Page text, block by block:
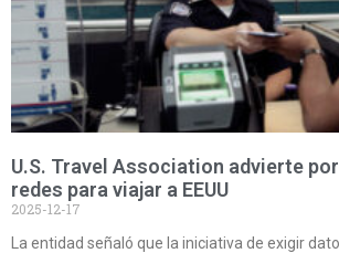
U.S. Travel Association advierte
redes para viajar a EEUU
2025-12-17
La entidad señaló que la iniciativa de exigir